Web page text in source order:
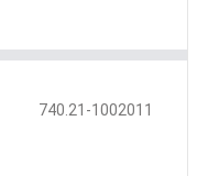
740.21-1002011